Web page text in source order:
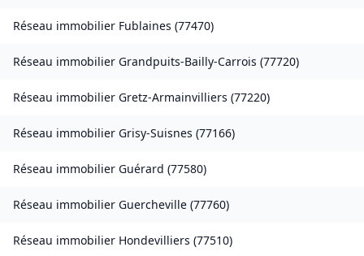
Réseau immobilier Fublaines (77470)
Réseau immobilier Grandpuits-Bailly-Carrois (77720)
Réseau immobilier Gretz-Armainvilliers (77220)
Réseau immobilier Grisy-Suisnes (77166)
Réseau immobilier Guérard (77580)
Réseau immobilier Guercheville (77760)
Réseau immobilier Hondevilliers (77510)